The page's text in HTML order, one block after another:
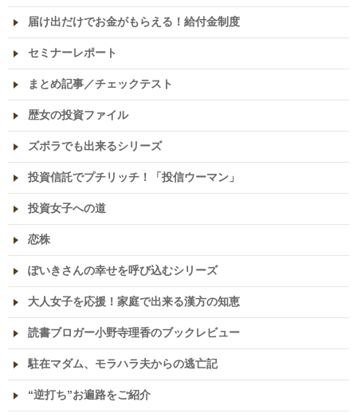
届け出だけでお金がもらえる！給付金制度
セミナーレポート
まとめ記事／チェックテスト
歴女の投資ファイル
ズボラでも出来るシリーズ
投資信託でプチリッチ！「投信ウーマン」
投資女子への道
恋株
ぽいきさんの幸せを呼び込むシリーズ
大人女子を応援！家庭で出来る漢方の知恵
読書ブロガー小野寺理香のブックレビュー
駐在マダム、モラハラ夫からの逃亡記
“逆打ち”お遍路をご紹介